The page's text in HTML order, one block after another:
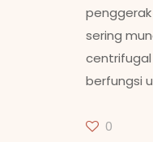
sering
centrifugal
berfungsi
0